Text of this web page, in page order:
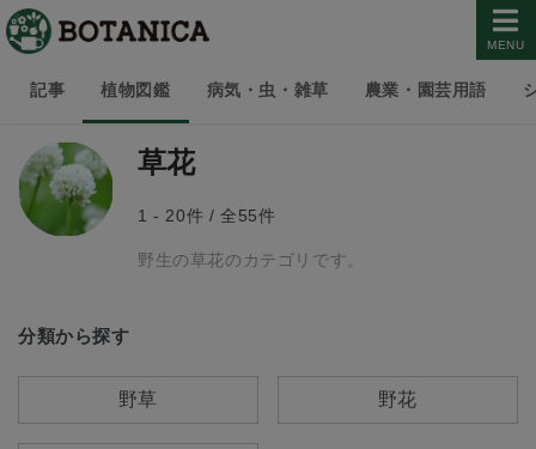
MENU
記事 植物図鑑 病気・虫・雑草 農業・園芸用語
草花
1 - 20件 / 全55件
野生の草花のカテゴリです。
分類から探す
野草 野花